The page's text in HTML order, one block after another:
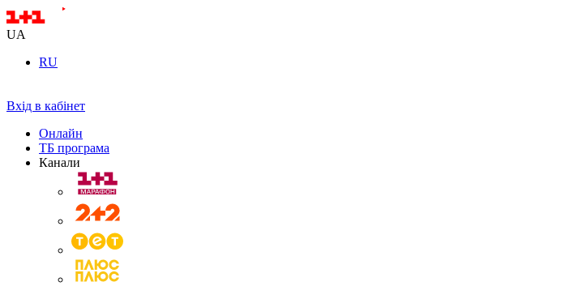
UA
RU
Вхід в кабінет
Онлайн
ТБ програма
Канали